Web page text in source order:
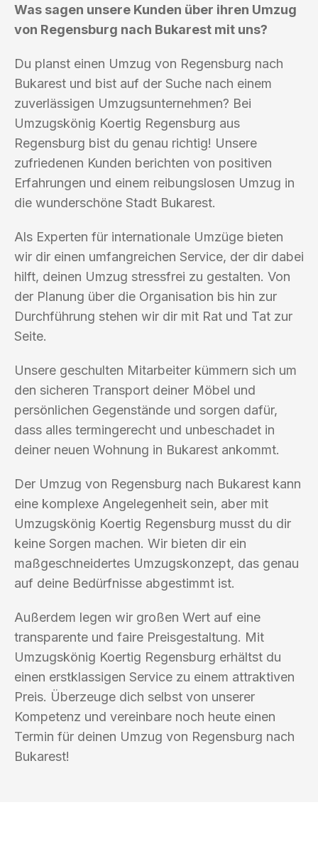
Was sagen unsere Kunden über ihren Umzug
von Regensburg nach Bukarest mit uns?
Du planst einen Umzug von Regensburg nach
Bukarest und bist auf der Suche nach einem
zuverlässigen Umzugsunternehmen? Bei
Umzugskönig Koertig Regensburg aus
Regensburg bist du genau richtig! Unsere
zufriedenen Kunden berichten von positiven
Erfahrungen und einem reibungslosen Umzug in
die wunderschöne Stadt Bukarest.
Als Experten für internationale Umzüge bieten
wir dir einen umfangreichen Service, der dir dabei
hilft, deinen Umzug stressfrei zu gestalten. Von
der Planung über die Organisation bis hin zur
Durchführung stehen wir dir mit Rat und Tat zur
Seite.
Unsere geschulten Mitarbeiter kümmern sich um
den sicheren Transport deiner Möbel und
persönlichen Gegenstände und sorgen dafür,
dass alles termingerecht und unbeschadet in
deiner neuen Wohnung in Bukarest ankommt.
Der Umzug von Regensburg nach Bukarest kann
eine komplexe Angelegenheit sein, aber mit
Umzugskönig Koertig Regensburg musst du dir
keine Sorgen machen. Wir bieten dir ein
maßgeschneidertes Umzugskonzept, das genau
auf deine Bedürfnisse abgestimmt ist.
Außerdem legen wir großen Wert auf eine
transparente und faire Preisgestaltung. Mit
Umzugskönig Koertig Regensburg erhältst du
einen erstklassigen Service zu einem attraktiven
Preis. Überzeuge dich selbst von unserer
Kompetenz und vereinbare noch heute einen
Termin für deinen Umzug von Regensburg nach
Bukarest!